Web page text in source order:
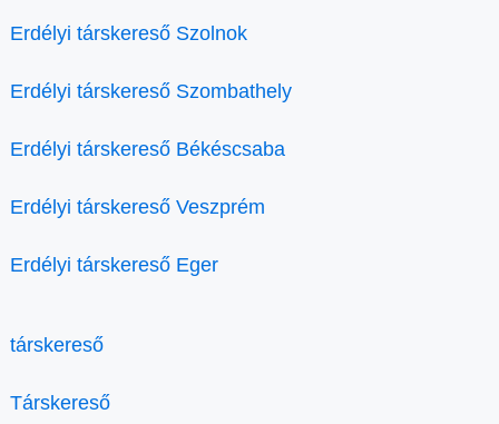
Erdélyi társkereső Szolnok
Erdélyi társkereső Szombathely
Erdélyi társkereső Békéscsaba
Erdélyi társkereső Veszprém
Erdélyi társkereső Eger
társkereső
Társkereső